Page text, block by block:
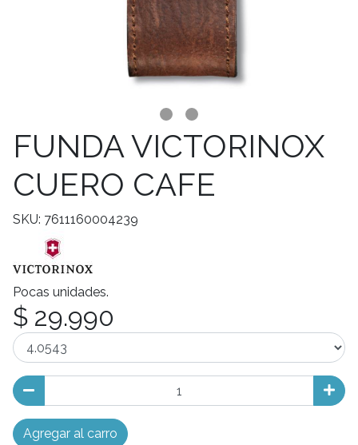
FUNDA VICTORINOX
CUERO CAFE
SKU: 7611160004239
Pocas unidades.
$ 29.990
Agregar al carro